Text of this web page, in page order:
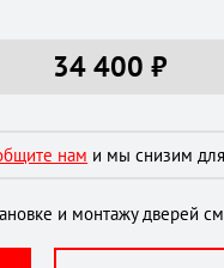
34 400 ₽
нам и мы снизим
и монтажу дверей